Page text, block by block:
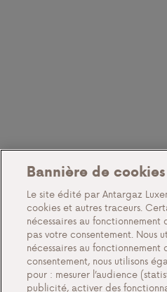
Questions ou
Bannière de cookies
Le site édité par Antargaz
cookies et autres traceurs.
nécessaires au fonctionnement
pas votre consentement. Nous
nécessaires au fonctionnement
consentement, nous utilisons
pour : mesurer l’audience
publicité, activer des